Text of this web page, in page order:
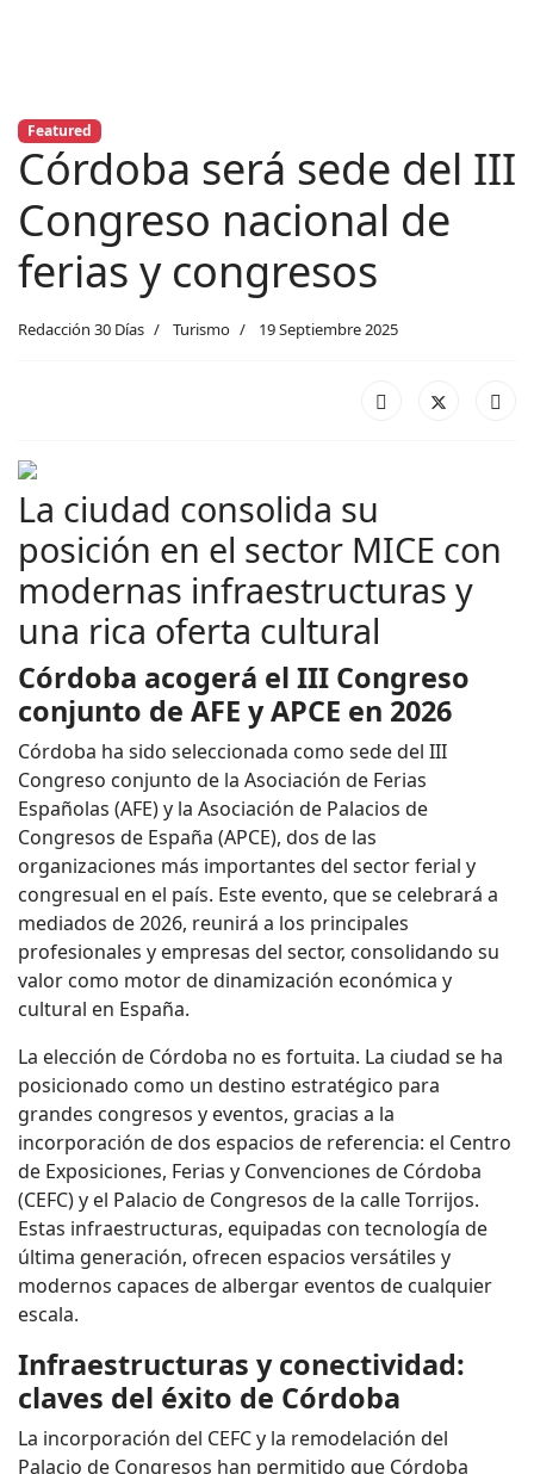
Featured
Córdoba será sede del III
Congreso nacional de
ferias y congresos
Redacción 30 Días Turismo 19 Septiembre 2025
La ciudad consolida su
posición en el sector MICE con
modernas infraestructuras y
una rica oferta cultural
Córdoba acogerá el III Congreso
conjunto de AFE y APCE en 2026
Córdoba ha sido seleccionada como sede del III
Congreso conjunto de la Asociación de Ferias
Españolas (AFE) y la Asociación de Palacios de
Congresos de España (APCE), dos de las
organizaciones más importantes del sector ferial y
congresual en el país. Este evento, que se celebrará a
mediados de 2026, reunirá a los principales
profesionales y empresas del sector, consolidando su
valor como motor de dinamización económica y
cultural en España.
La elección de Córdoba no es fortuita. La ciudad se ha
posicionado como un destino estratégico para
grandes congresos y eventos, gracias a la
incorporación de dos espacios de referencia: el Centro
de Exposiciones, Ferias y Convenciones de Córdoba
(CEFC) y el Palacio de Congresos de la calle Torrijos.
Estas infraestructuras, equipadas con tecnología de
última generación, ofrecen espacios versátiles y
modernos capaces de albergar eventos de cualquier
escala.
Infraestructuras y conectividad:
claves del éxito de Córdoba
La incorporación del CEFC y la remodelación del
Palacio de Congresos han permitido que Córdoba